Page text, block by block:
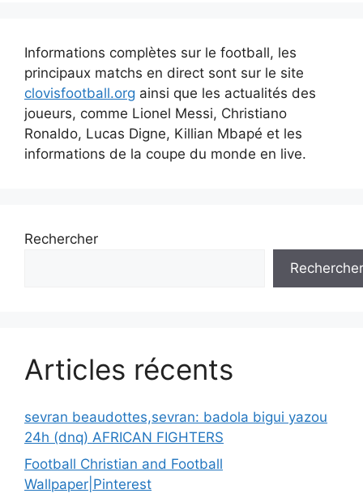
Informations complètes sur le football, les
principaux matchs en direct sont sur le site
clovisfootball.org ainsi que les actualités des
joueurs, comme Lionel Messi, Christiano
Ronaldo, Lucas Digne, Killian Mbapé et les
informations de la coupe du monde en live.
Rechercher
Rechercher
Articles récents
sevran beaudottes,sevran: badola bigui yazou
24h (dnq) AFRICAN FIGHTERS
Football Christian and Football
Wallpaper|Pinterest